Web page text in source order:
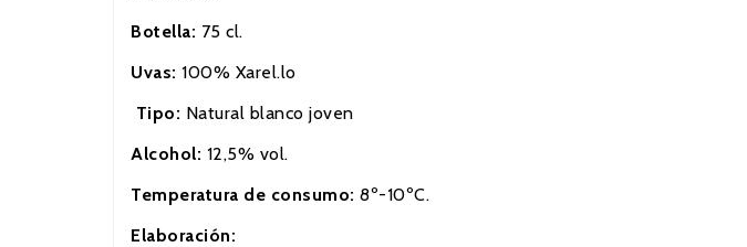
Botella: 75 cl.
Uvas: 100% Xarel.lo
Tipo: Natural blanco joven
Alcohol: 12,5% vol.
Temperatura de consumo: 8º-10ºC.
Elaboración: